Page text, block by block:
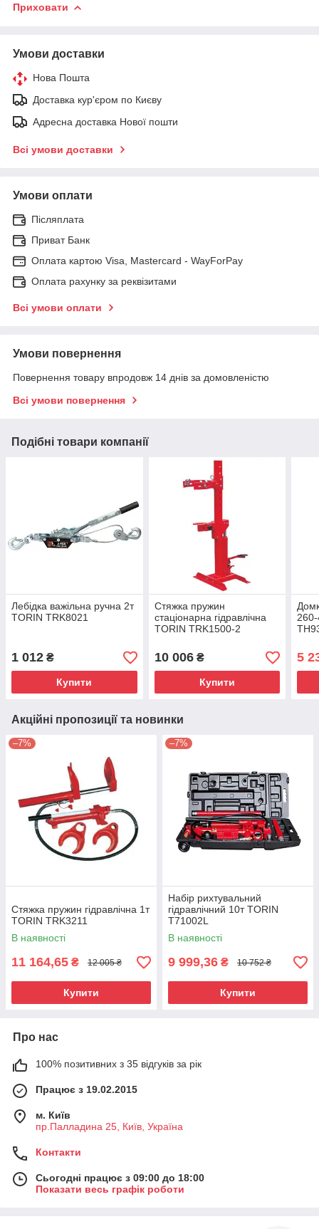
Приховати
Умови доставки
Нова Пошта
Доставка кур'єром по Києву
Адресна доставка Нової пошти
Всі умови доставки
Умови оплати
Післяплата
Приват Банк
Оплата картою Visa, Mastercard - WayForPay
Оплата рахунку за реквізитами
Всі умови оплати
Умови повернення
Повернення товару впродовж 14 днів за домовленістю
Всі умови повернення
Подібні товари компанії
Лебідка важільна ручна 2т
TORIN TRK8021
1 012 ₴
Купити
Стяжка пружин
стаціонарна гідравлічна
TORIN TRK1500-2
10 006₴
Купити
5
Акційні пропозиції та новинки
–7%
Стяжка пружин гідравлічна 1т
TORIN TRK3211
В наявності
11 164,65 ₴ 12 005 ₴
Купити
–7%
Набір рихтувальний
гідравлічний 10т TORIN
T71002L
В наявності
9 999,36 ₴ 10 752 ₴
Купити
Про нас
100% позитивних з 35 відгуків за рік
Працює з 19.02.2015
м. Київ
пр.Палладина 25, Київ, Україна
Контакти
Сьогодні працює з 09:00 до 18:00
Показати весь графік роботи